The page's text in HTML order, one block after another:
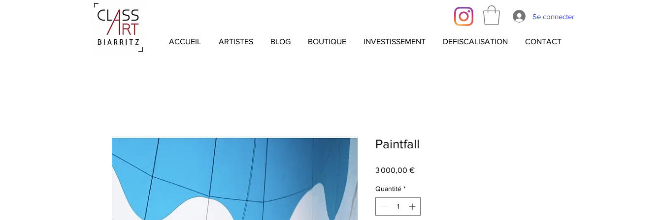
Se connecter
ACCUEIL ARTISTES BLOG BOUTIQUE INVESTISSEMENT DEFISCALISATION CONTACT
Paintfall
3 000,00 €Prix
Quantité *